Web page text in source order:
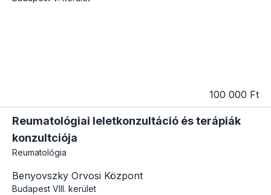
100 000 Ft
Reumatológiai leletkonzultáció és terápiák
konzultciója
Reumatológia
Benyovszky Orvosi Központ
Budapest VIII. kerület